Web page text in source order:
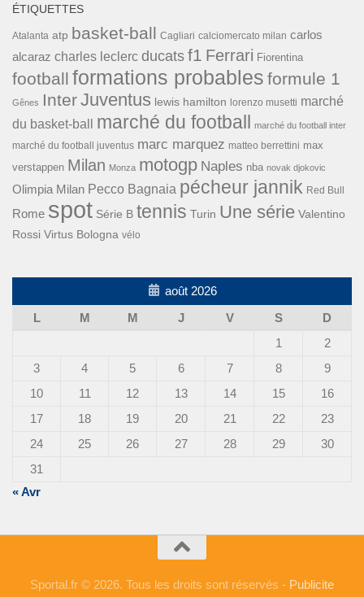
ÉTIQUETTES
Atalanta atp basket-ball Cagliari calciomercato milan carlos
alcaraz charles leclerc ducats f1 Ferrari Fiorentina
football formations probables formule 1
Gênes InterJuventus lewis hamilton lorenzo musetti marché
du basket-ball
marché du football marché du football inter
marché du football juventus marc marquez matteo berrettini max
verstappen Milan Monza motogp Naples nba novak djokovic
Olimpia Milan Pecco Bagnaia pécheur jannik Red Bull
Rome spot Série B tennis Turin Une série Valentino
Rossi Virtus Bologna vélo
août 2026
L
M M J V S
D
1
2
3
4 5 6 7 8
9
10
11 12 13 14 15
16
17
18 19 20 21 22
23
24
25 26 27 28 29
30
31
« Avr
Sportal.fr © 2026. Tous les droits sont réservés - Publicite